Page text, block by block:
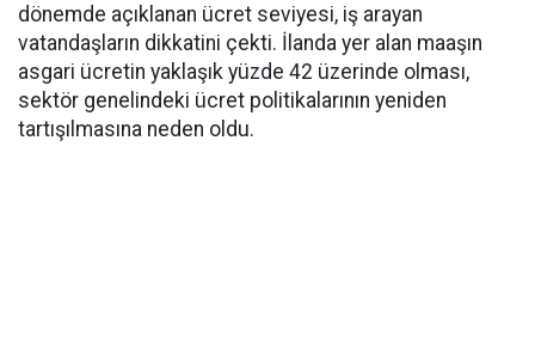
dönemde açıklanan ücret seviyesi, iş arayan
vatandaşların dikkatini çekti. İlanda yer alan maaşın
asgari ücretin yaklaşık yüzde 42 üzerinde olması,
sektör genelindeki ücret politikalarının yeniden
tartışılmasına neden oldu.